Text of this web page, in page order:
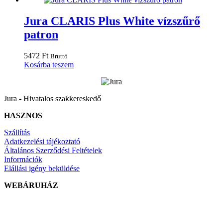
Jura CLARIS Plus White vízszűrő
patron
5472 Ft Bruttó
Kosárba teszem
Jura - Hivatalos szakkereskedő
HASZNOS
Szállítás
Adatkezelési tájékoztató
Általános Szerződési Feltételek
Információk
Elállási igény beküldése
WEBÁRUHÁZ